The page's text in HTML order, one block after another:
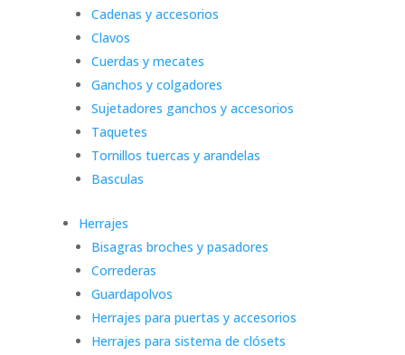
Cadenas y accesorios
Clavos
Cuerdas y mecates
Ganchos y colgadores
Sujetadores ganchos y accesorios
Taquetes
Tornillos tuercas y arandelas
Basculas
Herrajes
Bisagras broches y pasadores
Correderas
Guardapolvos
Herrajes para puertas y accesorios
Herrajes para sistema de clósets